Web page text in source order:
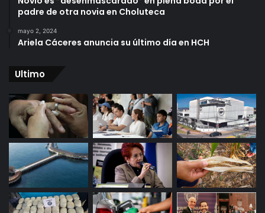
padre de otra novia en Choluteca
mayo 2, 2024
Ariela Cáceres anuncia su último día en HCH
Ultimo